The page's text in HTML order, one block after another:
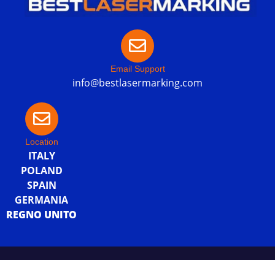
Email Support
info@bestlasermarking.com
Location
ITALY
POLAND
SPAIN
GERMANIA
REGNO UNITO